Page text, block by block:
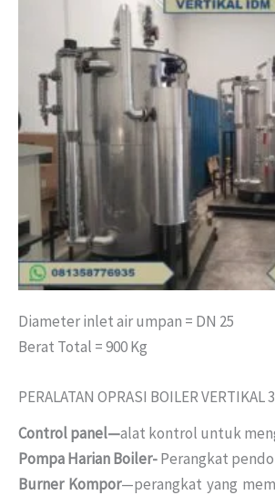
Diameter inlet air umpan = DN 25
Berat Total = 900 Kg
PERALATAN OPRASI BOILER VERTIKAL
Control panel—alat kontrol untuk
Pompa Harian Boiler-Perangkat
Burner Kompor—perangkat yang